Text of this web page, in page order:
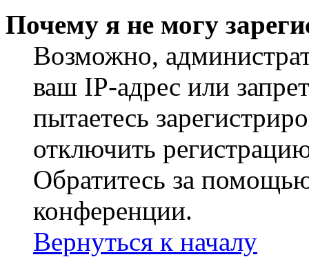
Почему я не могу
Возможно,
ваш IP-адрес или
пытаетесь
отключить
Обратитесь за
конференции.
Вернуться к началу